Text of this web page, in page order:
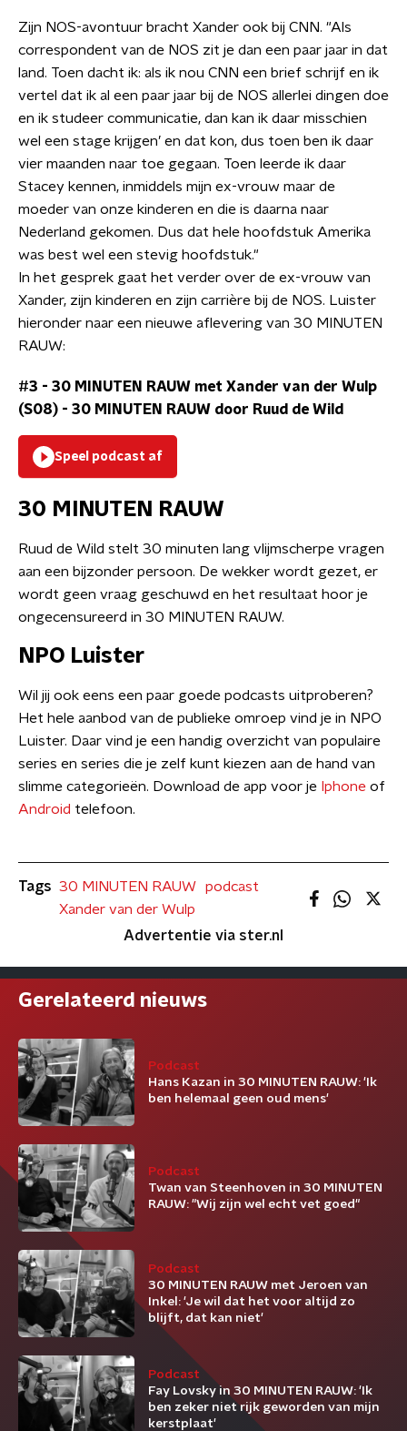
Zijn NOS-avontuur bracht Xander ook bij CNN. "Als
correspondent van de NOS zit je dan een paar jaar in dat
land. Toen dacht ik: als ik nou CNN een brief schrijf en ik
vertel dat ik al een paar jaar bij de NOS allerlei dingen doe
en ik studeer communicatie, dan kan ik daar misschien
wel een stage krijgen’ en dat kon, dus toen ben ik daar
vier maanden naar toe gegaan. Toen leerde ik daar
Stacey kennen, inmiddels mijn ex-vrouw maar de
moeder van onze kinderen en die is daarna naar
Nederland gekomen. Dus dat hele hoofdstuk Amerika
was best wel een stevig hoofdstuk."
In het gesprek gaat het verder over de ex-vrouw van
Xander, zijn kinderen en zijn carrière bij de NOS. Luister
hieronder naar een nieuwe aflevering van 30 MINUTEN
RAUW:
#3 - 30 MINUTEN RAUW met Xander van der Wulp
(S08) - 30 MINUTEN RAUW door Ruud de Wild
Speel podcast af
30 MINUTEN RAUW
Ruud de Wild stelt 30 minuten lang vlijmscherpe vragen
aan een bijzonder persoon. De wekker wordt gezet, er
wordt geen vraag geschuwd en het resultaat hoor je
ongecensureerd in 30 MINUTEN RAUW.
NPO Luister
Wil jij ook eens een paar goede podcasts uitproberen?
Het hele aanbod van de publieke omroep vind je in NPO
Luister. Daar vind je een handig overzicht van populaire
series en series die je zelf kunt kiezen aan de hand van
slimme categorieën. Download de app voor je Iphone of
Android telefoon.
Tags 30 MINUTEN RAUW
podcast
Xander van der Wulp
Advertentie via ster.nl
Gerelateerd nieuws
Podcast
Hans Kazan in 30 MINUTEN RAUW: 'Ik
ben helemaal geen oud mens'
Podcast
Twan van Steenhoven in 30 MINUTEN
RAUW: "Wij zijn wel echt vet goed"
Podcast
30 MINUTEN RAUW met Jeroen van
Inkel: 'Je wil dat het voor altijd zo
blijft, dat kan niet'
Podcast
Fay Lovsky in 30 MINUTEN RAUW: 'Ik
ben zeker niet rijk geworden van mijn
kerstplaat'